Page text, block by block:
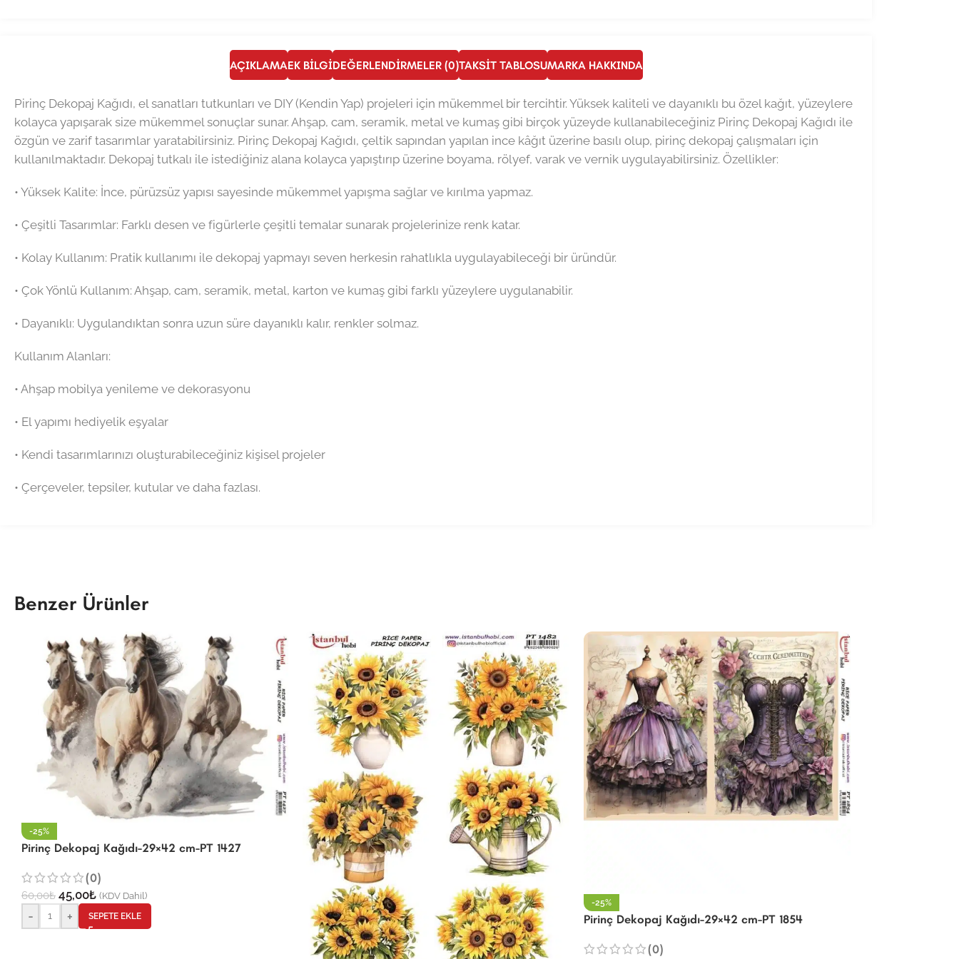
AÇIKLAMAEK BILGIDEĞERLENDIRMELER (0)TAKSIT TABLOSUMARKA HAKKINDA
Pirinç Dekopaj Kağıdı, el sanatları tutkunları ve DIY (Kendin Yap) projeleri için mükemmel bir tercihtir. Yüksek kaliteli ve dayanıklı bu özel kağıt, yüzeylere
kolayca yapışarak size mükemmel sonuçlar sunar. Ahşap, cam, seramik, metal ve kumaş gibi birçok yüzeyde kullanabileceğiniz Pirinç Dekopaj Kağıdı ile
özgün ve zarif tasarımlar yaratabilirsiniz. Pirinç Dekopaj Kağıdı, çeltik sapından yapılan ince kâğıt üzerine basılı olup, pirinç dekopaj çalışmaları için
kullanılmaktadır. Dekopaj tutkalı ile istediğiniz alana kolayca yapıştırıp üzerine boyama, rölyef, varak ve vernik uygulayabilirsiniz. Özellikler:
•⁠ ⁠Yüksek Kalite: İnce, pürüzsüz yapısı sayesinde mükemmel yapışma sağlar ve kırılma yapmaz.
•⁠ ⁠Çeşitli Tasarımlar: Farklı desen ve figürlerle çeşitli temalar sunarak projelerinize renk katar.
•⁠ ⁠Kolay Kullanım: Pratik kullanımı ile dekopaj yapmayı seven herkesin rahatlıkla uygulayabileceği bir üründür.
•⁠ ⁠Çok Yönlü Kullanım: Ahşap, cam, seramik, metal, karton ve kumaş gibi farklı yüzeylere uygulanabilir.
•⁠ ⁠Dayanıklı: Uygulandıktan sonra uzun süre dayanıklı kalır, renkler solmaz.
Kullanım Alanları:
•⁠ ⁠Ahşap mobilya yenileme ve dekorasyonu
•⁠ ⁠El yapımı hediyelik eşyalar
•⁠ ⁠Kendi tasarımlarınızı oluşturabileceğiniz kişisel projeler
•⁠ ⁠Çerçeveler, tepsiler, kutular ve daha fazlası.
Benzer Ürünler
-25%
Pirinç Dekopaj Kağıdı-29×42 cm-PT 1427
(0)
60,00₺ 45,00₺ (KDV Dahil)
- + SEPETE EKLE
-25%
Pirinç Dekopaj Kağıdı-29×42 cm-PT 1854
(0)